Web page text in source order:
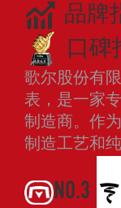
品牌
口碑
歌尔股份有
表，是一家
制造商。作
制造工艺和
NO.3